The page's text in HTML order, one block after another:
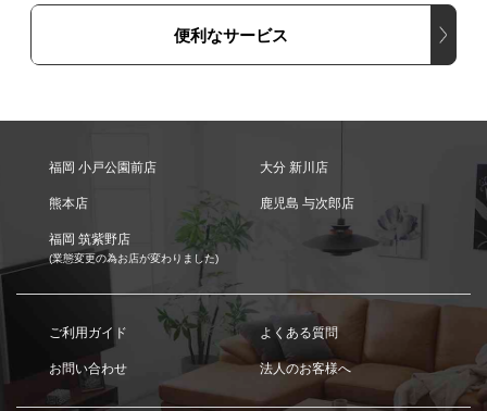
便利なサービス
福岡 小戸公園前店 大分 新川店
熊本店 鹿児島 与次郎店
福岡 筑紫野店
(業態変更の為お店が変わりました)
ご利用ガイド よくある質問
お問い合わせ 法人のお客様へ